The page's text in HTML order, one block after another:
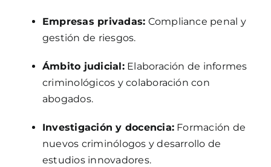
Empresas privadas: Compliance penal y
gestión de riesgos.
Ámbito judicial:Elaboración de informes
criminológicos y colaboración con
abogados.
Investigación y docencia: Formación de
nuevos criminólogos y desarrollo de
estudios innovadores.